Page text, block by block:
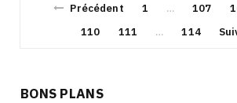
Précédent 1 … 107
110
111 … 114
BONS PLANS